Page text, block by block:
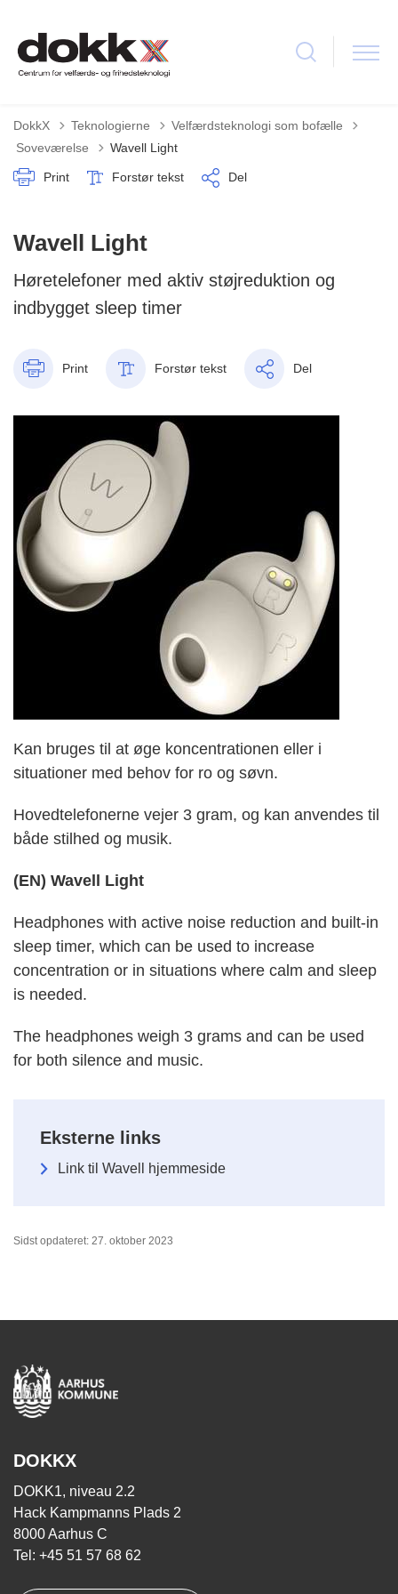
DokkX Teknologierne
Velfærdsteknologi som bofælle
Tilbage til
Soveværelse Wavell Light
Print Forstør tekst Del
Wavell Light
Høretelefoner med aktiv støjreduktion og
indbygget sleep timer
Print Forstør tekst Del
Kan bruges til at øge koncentrationen eller i
situationer med behov for ro og søvn.
Hovedtelefonerne vejer 3 gram, og kan anvendes til
både stilhed og musik.
(EN) Wavell Light
Headphones with active noise reduction and built-in
sleep timer, which can be used to increase
concentration or in situations where calm and sleep
is needed.
The headphones weigh 3 grams and can be used
for both silence and music.
Eksterne links
Link til Wavell hjemmeside
Sidst opdateret: 27. oktober 2023
DOKKX
DOKK1, niveau 2.2
Hack Kampmanns Plads 2
8000 Aarhus C
Tel: +45 51 57 68 62